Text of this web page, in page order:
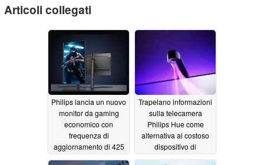
Articoli collegati
Philips lancia un nuovo
monitor da gaming
economico con
frequenza di
aggiornamento di 425
07/24/2026
Trapelano informazioni
sulla telecamera
Philips Hue come
alternativa al costoso
dispositivo di